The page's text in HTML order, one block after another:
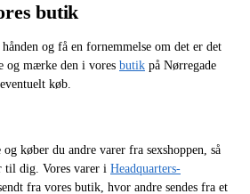
butik
og få en fornemmelse om det er det
og mærke den i vores butik på Nørregade
køb.
køber du andre varer fra sexshoppen, så
til dig. Vores varer i Headquarters-
fra vores butik, hvor andre sendes fra et